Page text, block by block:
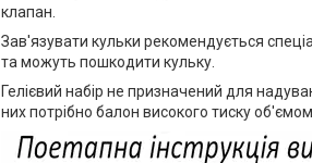
клапан.
Зав'язувати кульки рекомендується
та можуть пошкодити кульку.
Гелієвий набір не призначений для
них потрібно балон високого тиску об'ємом